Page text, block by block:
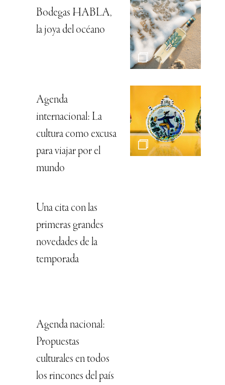
Bodegas HABLA,
la joya del océano
Agenda
internacional: La
cultura como excusa
para viajar por el
mundo
Una cita con las
primeras grandes
novedades de la
temporada
Agenda nacional:
Propuestas
culturales en todos
los rincones del país